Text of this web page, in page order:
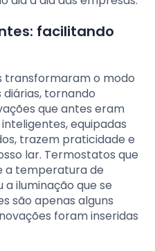
facilitando
transformaram o modo
tornando
que antes eram
equipadas
trazem praticidade e
lar. Termostatos que
a temperatura de
iluminação que se
são apenas alguns
foram inseridas